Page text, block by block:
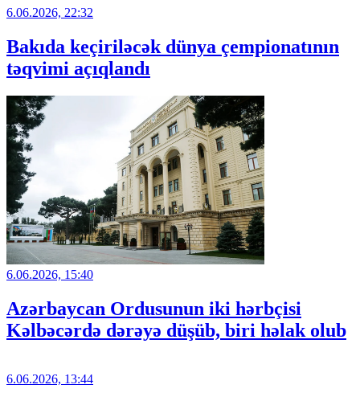
6.06.2026, 22:32
Bakıda keçiriləcək dünya çempionatının
təqvimi açıqlandı
6.06.2026, 15:40
Azərbaycan Ordusunun iki hərbçisi
Kəlbəcərdə dərəyə düşüb, biri həlak olub
6.06.2026, 13:44